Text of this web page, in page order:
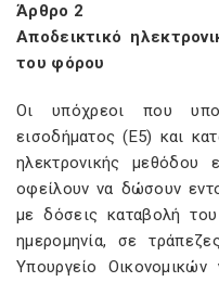
Άρθρο 2
Αποδεικτικό
του φόρου
Οι υπόχρεοι που
εισοδήματος (Ε5) και
ηλεκτρονικής μεθόδου
οφείλουν να δώσουν
με δόσεις καταβολή
ημερομηνία, σε
Υπουργείο